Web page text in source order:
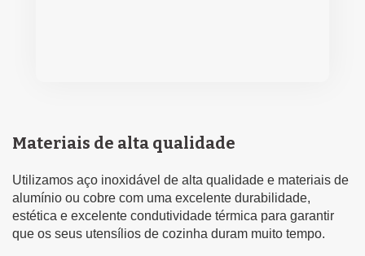
Materiais de alta qualidade
Utilizamos aço inoxidável de alta qualidade e materiais de
alumínio ou cobre com uma excelente durabilidade,
estética e excelente condutividade térmica para garantir
que os seus utensílios de cozinha duram muito tempo.